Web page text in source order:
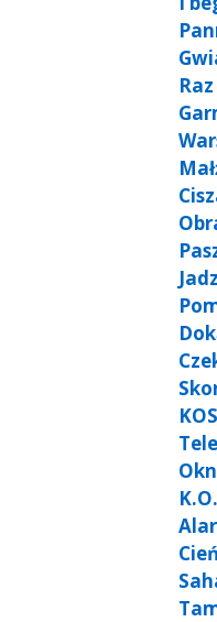
K.O.